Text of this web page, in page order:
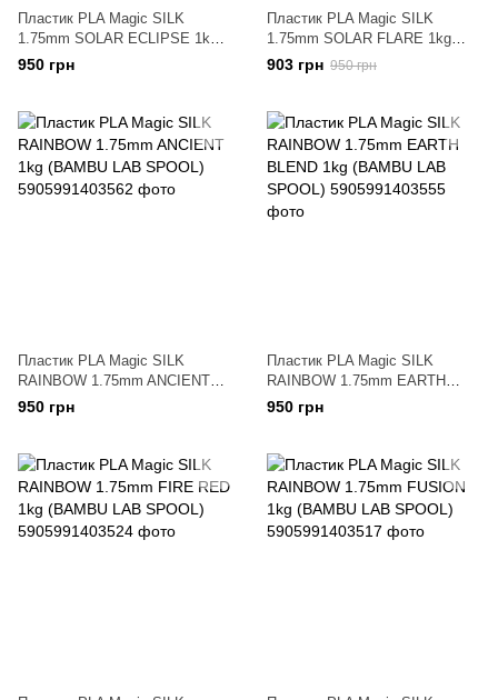
Пластик PLA Magic SILK
1.75mm SOLAR ECLIPSE 1kg
(BAMBU LAB
SPOOL)5905991404736
950 грн
Пластик PLA Magic SILK
1.75mm SOLAR FLARE 1kg
(BAMBU LAB SPOOL)
903 грн 950 грн
Пластик PLA Magic SILK
RAINBOW 1.75mm ANCIENT
1kg (BAMBU LAB SPOOL)
950 грн
Пластик PLA Magic SILK
RAINBOW 1.75mm EARTH
BLEND 1kg (BAMBU LAB
SPOOL)
950 грн